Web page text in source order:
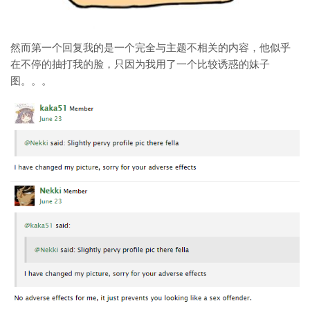
然而第一个回复我的是一个完全与主题不相关的内容，他似乎
在不停的抽打我的脸，只因为我用了一个比较诱惑的妹子
图。。。